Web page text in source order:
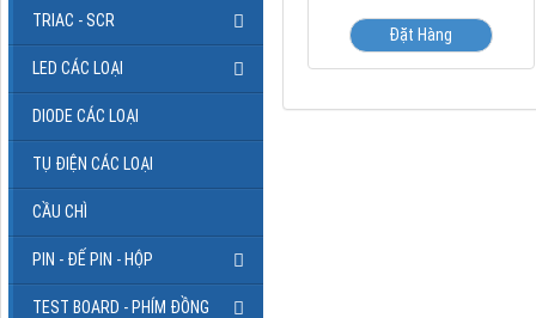
Đặt Hàng
TRIAC - SCR
LED CÁC LOẠI
DIODE CÁC LOẠI
TỤ ĐIỆN CÁC LOẠI
CẦU CHÌ
PIN - ĐẾ PIN - HỘP
TEST BOARD - PHÍM ĐỒNG